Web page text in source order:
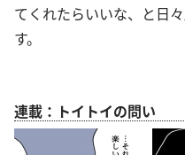
てくれたらいいな、と日
す。
連載：トイトイの問い